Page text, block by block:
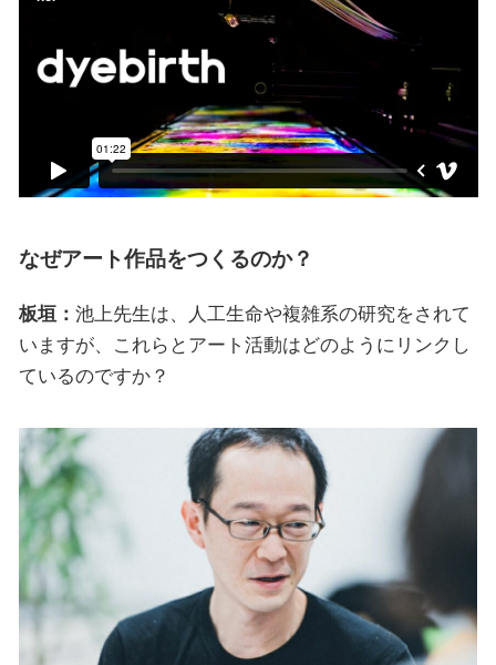
なぜアート作品をつくるのか？
板垣： 池上先生は、人工生命や複雑系の研究をされて
いますが、これらとアート活動はどのようにリンクし
ているのですか？